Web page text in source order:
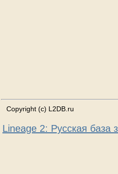
Copyright (c) L2DB.ru
Lineage 2: Русская база